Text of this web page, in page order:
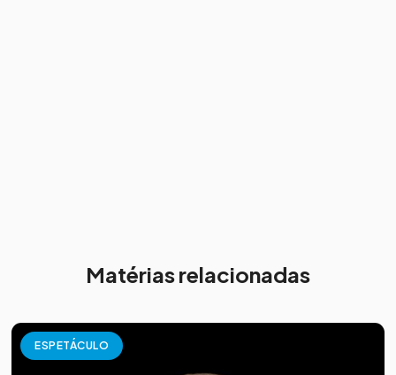
Matérias relacionadas
ESPETÁCULO